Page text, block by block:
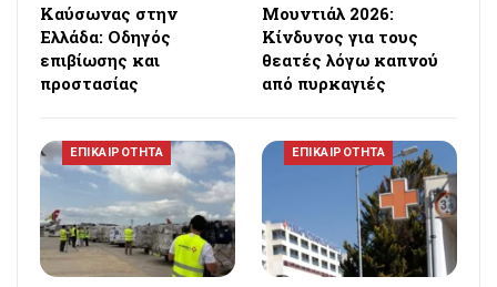
Καύσωνας στην
Ελλάδα: Οδηγός
επιβίωσης και
προστασίας
Μουντιάλ 2026:
Κίνδυνος για τους
θεατές λόγω καπνού
από πυρκαγιές
ΕΠΙΚΑΙΡΟΤΗΤΑ ΕΠΙΚΑΙΡΟΤΗΤΑ